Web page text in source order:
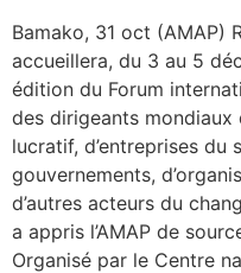
Bamako, 31 oct (AMAP)
accueillera, du 3 au 5
édition du Forum
des dirigeants mondiaux
lucratif, d’entreprises du
gouvernements,
d’autres acteurs du
a appris l’AMAP de
Organisé par le Centre